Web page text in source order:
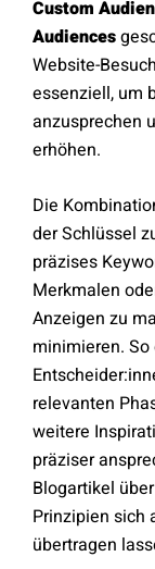
Custom
Audiences
Website-
essenziell, um
anzusprechen
erhöhen.
Die
der Schlüssel
präzises
Merkmalen
Anzeigen zu
minimieren.
relevanten
weitere
präziser
Blogartikel über
Prinzipien sich
übertragen